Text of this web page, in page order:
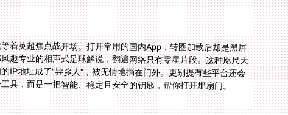
着英超焦点战开场。打开常用的国内App，转圈加载后却是黑屏
趣专业的相声式足球解说，翻遍网络只有零星片段。这种咫尺天
IP地址成了“异乡人”，被无情地挡在门外。更别提有些平台还会
具，而是一把智能、稳定且安全的钥匙，帮你打开那扇门。